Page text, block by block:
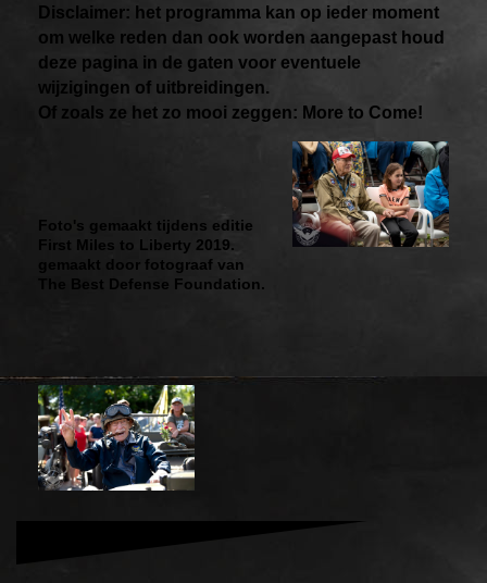
Disclaimer: het programma kan op ieder moment
om welke reden dan ook worden aangepast houd
deze pagina in de gaten voor eventuele
wijzigingen of uitbreidingen.
Of zoals ze het zo mooi zeggen: More to Come!
Foto's gemaakt tijdens editie
First Miles to Liberty 2019.
gemaakt door fotograaf van
The Best Defense Foundation.